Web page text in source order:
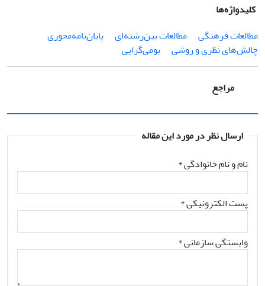
کلیدواژه‌ها
مطالعات فرهنگی
مطالعات بین‌رشته‌ای
پایان‌نامه‌محوری
چالش‌های نظری و روشی
بومی‌گرایی
مراجع
ارسال نظر در مورد این مقاله
نام و نام خانوادگی*
پست الکترونیکی*
وابستگی سازمانی *